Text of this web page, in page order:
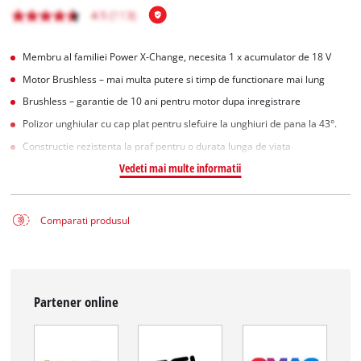
Membru al familiei Power X-Change, necesita 1 x acumulator de 18 V
Motor Brushless – mai multa putere si timp de functionare mai lung
Brushless – garantie de 10 ani pentru motor dupa inregistrare
Polizor unghiular cu cap plat pentru slefuire la unghiuri de pana la 43°.
Constructie rezistenta la praf pentru o durata lunga de viata
Vedeti mai multe informatii
Comparati produsul
Partener online